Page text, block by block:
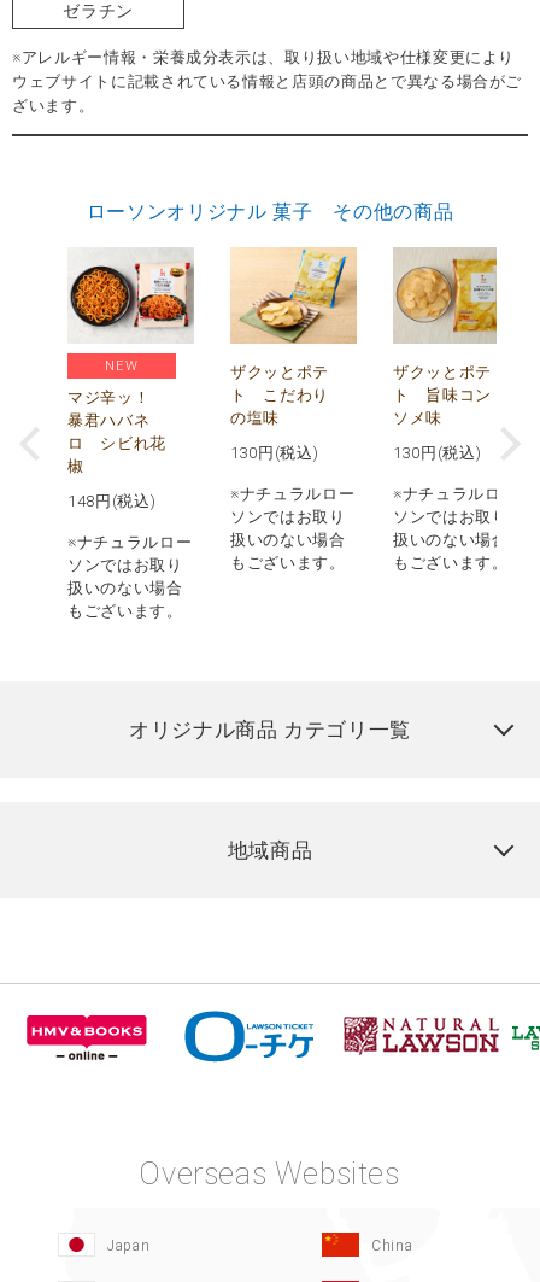
ゼラチン
※アレルギー情報・栄養成分表示は、取り扱い地域や仕様変更により
ウェブサイトに記載されている情報と店頭の商品とで異なる場合がご
ざいます。
ローソンオリジナル 菓子 その他の商品
NEW
マジ辛ッ！
暴君ハバネ
ロ シビれ花
椒
148 円(税込)
※ナチュラルロー
ソンではお取り
扱いのない場合
もございます。
ザクッとポテ
ト こだわり
の塩味
130 円(税込)
※ナチュラルロー
ソンではお取り
扱いのない場合
もございます。
ザクッとポテ
ト 旨味コン
ソメ味
130 円(税込)
※ナチュラルロー
ソンではお取り
扱いのない場合
もございます。
オリジナル商品 カテゴリ一覧
地域商品
Overseas Websites
Japan China